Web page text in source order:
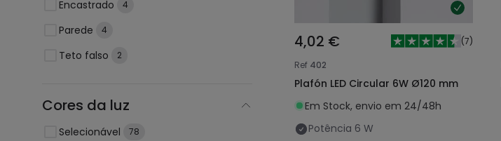
Encastrado 4
Parede 4
Teto falso 2
Cores da luz
Selecionável 78
4,02 € (7)
Ref 402
Plafón LED Circular 6W Ø120 mm
Em Stock, envio em 24/48h
Potência 6 W